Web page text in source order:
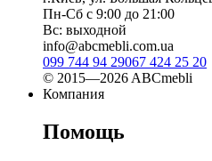
Пн-Сб с 9:00 до 21:00
Вс: выходной
info@abcmebli.com.ua
099 744 94 29067 424 25 20
© 2015—2026 ABCmebli
Компания
Помощь